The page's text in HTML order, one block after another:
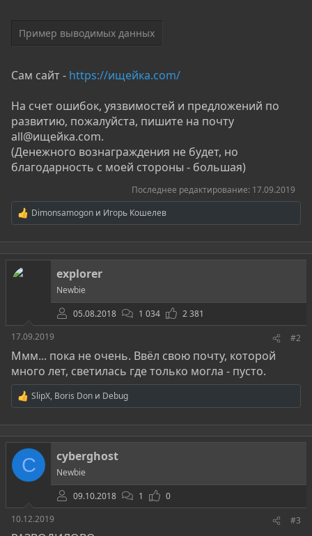
Пример выводимых данных
Сам сайт - https://ищейка.com/
На счет ошибок, уязвимостей и предложений по
развитию, пожалуйста, пишите на почту
all@ищейка.com.
(Денежного вознаграждения не будет, но
благодарность с моей стороны - большая)
Последнее редактирование: 17.09.2019
Р
е
а
ц
и
Dimonsamogon и Игорь Кошелев
explorer
Newbie
05.08.2018
1 034
2 381
17.09.2019
#2
Ммм... пока не очень. Ввёл свою почту, которой
много лет, светилась где только могла - пусто.
Р
е
а
к
ц
и
:
SlipX, Boris Don и Debug
C cyberghost
Newbie
09.10.2018
1
0
10.12.2019
#3